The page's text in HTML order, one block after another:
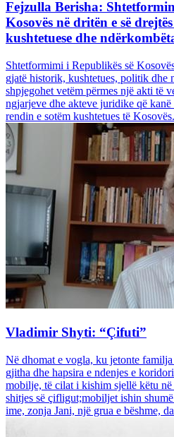
Fejzulla Berisha:
Kosovës në dritën e së
kushtetuese dhe
Shtetformimi i Republikës së
gjatë historik, kushtetues, politik dhe
shpjegohet vetëm përmes një akti të
ngjarjeve dhe akteve juridike që
rendin e sotëm kushtetues të
Vladimir Shyti: “Çifuti”
Në dhomat e vogla, ku jetonte
gjitha dhe hapsira e ndenjes e
mobilje, të cilat i kishim sjellë këtu në
shitjes së çifligut;mobiljet ishin
ime, zonja Jani, një grua e bëshme,